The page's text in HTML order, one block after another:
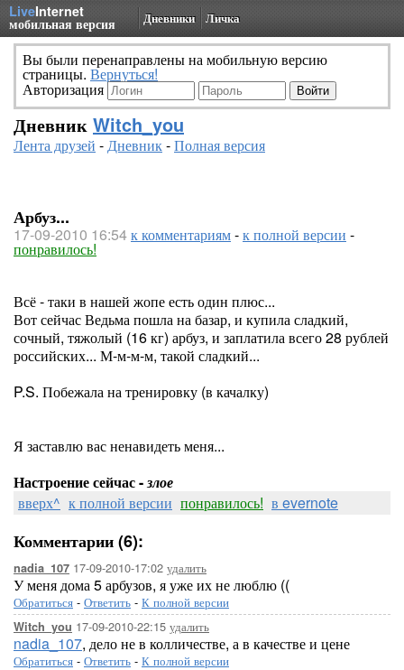
LiveInternet
мобильная версия Дневники Личка
Вы были перенаправлены на мобильную версию
страницы. Вернуться!
Авторизация
Дневник Witch_you
Лента друзей -Дневник-Полная версия
Арбуз...
17-09-2010 16:54к комментариям-к полной версии -
понравилось!
Всё - таки в нашей жопе есть один плюс...
Вот сейчас Ведьма пошла на базар, и купила сладкий,
сочный, тяжолый (16 кг) арбуз, и заплатила всего 28 рублей
российских... М-м-м-м, такой сладкий...
P.S. Побежала на тренировку (в качалку)
Я заставлю вас ненавидеть меня...
Настроение сейчас -злое
вверх^ к полной версии понравилось! в evernote
Комментарии (6):
nadia_107 17-09-2010-17:02 удалить
У меня дома 5 арбузов, я уже их не люблю ((
Обратиться - Ответить - К полной версии
Witch_you 17-09-2010-22:15 удалить
nadia_107, дело не в колличестве, а в качестве и цене
Обратиться - Ответить - К полной версии